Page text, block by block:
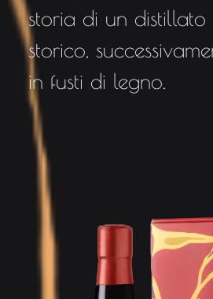
storia di un distillato
storico,
in fusti di legno.